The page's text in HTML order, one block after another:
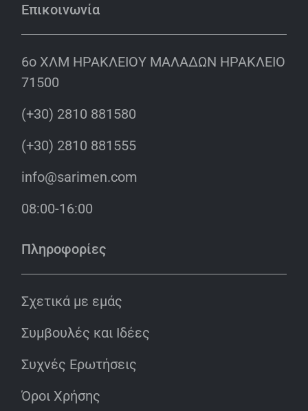
Επικοινωνία
6o ΧΛΜ ΗΡΑΚΛΕΙΟΥ ΜΑΛΑΔΩΝ ΗΡΑΚΛΕΙΟ
71500
(+30) 2810 881580
(+30) 2810 881555
info@sarimen.com
08:00-16:00
Πληροφορίες
Σχετικά με εμάς
Συμβουλές και Ιδέες
Συχνές Ερωτήσεις
Όροι Χρήσης